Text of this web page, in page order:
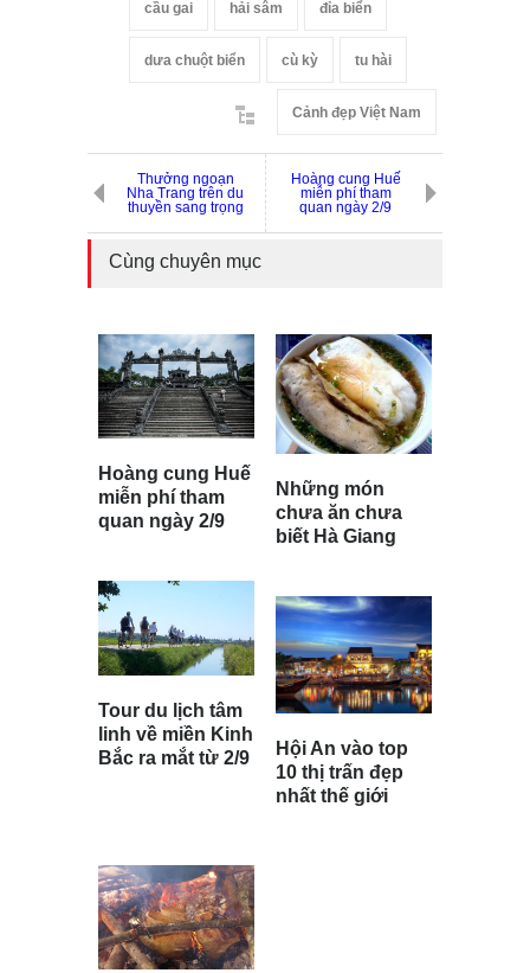
cầu gai hải sâm đỉa biển
dưa chuột biển cù kỳ tu hài
Cảnh đẹp Việt Nam
Thưởng ngoạn
Nha Trang trên du
thuyền sang trọng
Hoàng cung Huế
miễn phí tham
quan ngày 2/9
Cùng chuyên mục
Hoàng cung Huế
miễn phí tham
quan ngày 2/9
Tour du lịch tâm
linh về miền Kinh
Bắc ra mắt từ 2/9
Những món
chưa ăn chưa
biết Hà Giang
Hội An vào top
10 thị trấn đẹp
nhất thế giới